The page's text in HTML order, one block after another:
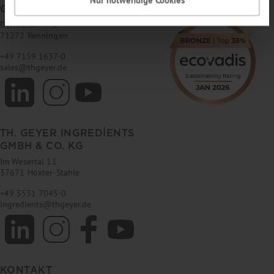
GMBH & CO. KG
Dornierstr. 4–6
71272 Renningen
+49 7159 1637-0
sales@thgeyer.de
TH. GEYER INGREDIENTS
GMBH & CO. KG
Im Wesertal 11
37671 Höxter-Stahle
+49 5531 7045-0
ingredients@thgeyer.de
KONTAKT